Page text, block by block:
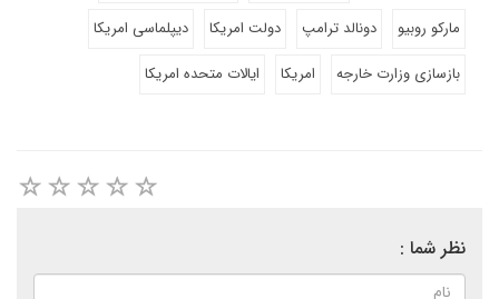
مارکو روبیو
دونالد ترامپ دولت امریکا
دیپلماسی امریکا
بازسازی وزارت خارجه
امریکا ایالات متحده امریکا
نظر شما :